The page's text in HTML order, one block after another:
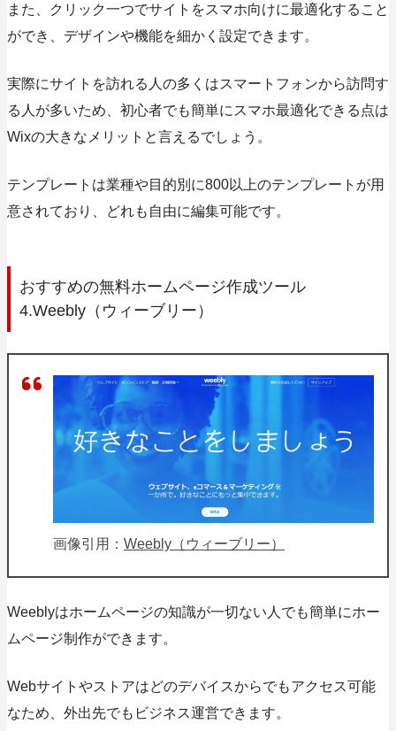
また、
クリック一つでサイトをスマホ向けに最適化すること
ができ、デザインや機能を細かく設定できます。
実際にサイトを訪れる人の多くはスマートフォンから訪問す
る人が多いため、初心者でも簡単にスマホ最適化できる点は
Wixの大きなメリットと言えるでしょう。
テンプレートは業種や目的別に800以上のテンプレートが用
意されており、どれも自由に編集可能です。
おすすめの無料ホームページ作成ツール
4.Weebly（ウィーブリー）
画像引用： Weebly（ウィーブリー）
Weeblyはホームページの知識が一切ない人でも簡単にホー
ムページ制作ができます。
Webサイトやストアはどのデバイスからでもアクセス可能
なため、外出先でもビジネス運営できます。